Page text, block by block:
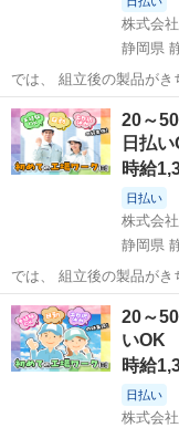
株式会
静岡県
では、 組立後の製品がき
た、 加工後の…
静岡 静岡市
20～
日払
時給
日払い
株式会
静岡県
では、 組立後の製品がき
た、 加工後の…
静岡 静岡市
20～
いOK
時給
日払い
株式会